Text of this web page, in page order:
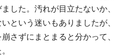
した。汚れが目立たないか
という迷いもありましたが
さずにまとまると分かって